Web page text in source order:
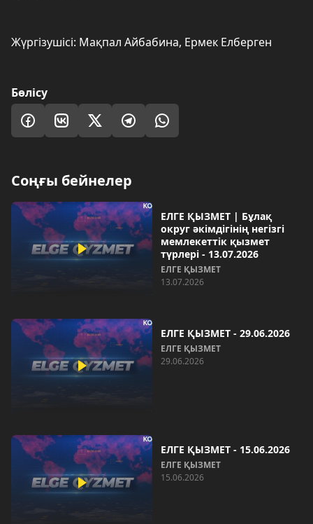
Жүргізушісі: Мақпал Айбабина, Ермек Елберген
Бөлісу
Соңғы бейнелер
ЕЛГЕ ҚЫЗМЕТ | Бұлақ
округ әкімдігінің негізгі
мемлекеттік қызмет
түрлері - 13.07.2026
ЕЛГЕ ҚЫЗМЕТ
13.07.2026
ЕЛГЕ ҚЫЗМЕТ - 29.06.2026
ЕЛГЕ ҚЫЗМЕТ
29.06.2026
ЕЛГЕ ҚЫЗМЕТ - 15.06.2026
ЕЛГЕ ҚЫЗМЕТ
15.06.2026